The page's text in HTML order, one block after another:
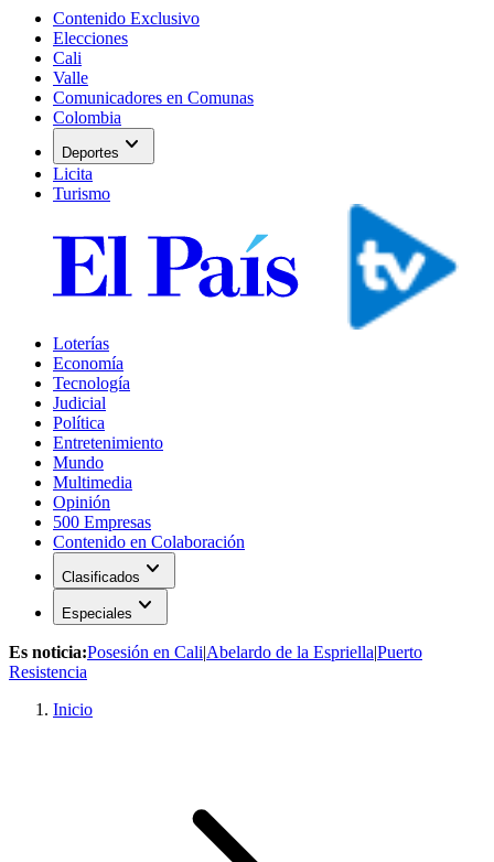
Contenido Exclusivo
Elecciones
Cali
Valle
Comunicadores en Comunas
Colombia
Deportes expand_more
Licita
Turismo
Loterías
Economía
Tecnología
Judicial
Política
Entretenimiento
Mundo
Multimedia
Opinión
500 Empresas
Contenido en Colaboración
Clasificados expand_more
Especiales expand_more
Es noticia:Posesión en Cali|Abelardo de la Espriella|Puerto
Resistencia
Inicio